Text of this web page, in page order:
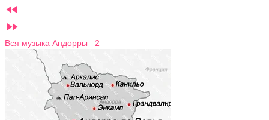


Вся музыка Андорры 2